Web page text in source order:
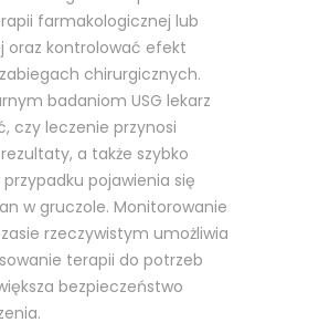
farmakologicznej lub
oraz kontrolować efekt
chirurgicznych.
badaniom USG lekarz
czy leczenie przynosi
a także szybko
pojawienia się
w gruczole. Monitorowanie
rzeczywistym umożliwia
terapii do potrzeb
bezpieczeństwo